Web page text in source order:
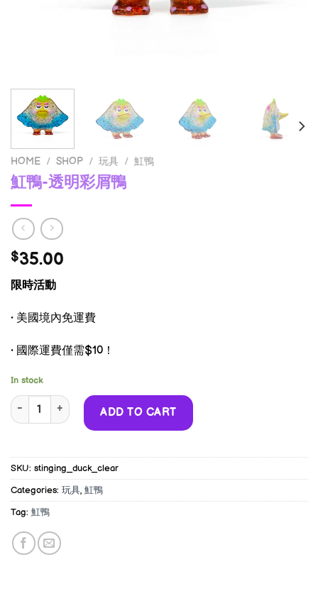
HOME / SHOP / 玩具 / 魟鴨
魟鴨-透明彩屑鴨
$35.00
限時活動
• 美國境內免運費
• 國際運費僅需$10！
In stock
魟鴨-透明彩屑鴨 quantity
ADD TO CART
Alternative:
SKU: stinging_duck_clear
Categories: 玩具, 魟鴨
Tag: 魟鴨